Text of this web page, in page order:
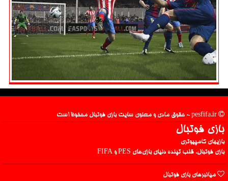
بازی فوتبال
بازیهای کامپیوتری
بازی فوتبال، قلب تپنده دنیای بازی‌های PES و FIFA
میانبرهای بازی فوتبال